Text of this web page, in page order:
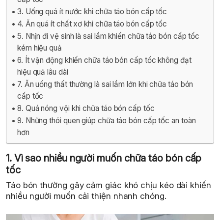
3. Uống quá ít nước khi chữa táo bón cấp tốc
4. Ăn quá ít chất xơ khi chữa táo bón cấp tốc
5. Nhịn đi vệ sinh là sai lầm khiến chữa táo bón cấp tốc
kém hiệu quả
6. Ít vận động khiến chữa táo bón cấp tốc không đạt
hiệu quả lâu dài
7. Ăn uống thất thường là sai lầm lớn khi chữa táo bón
cấp tốc
8. Quá nóng vội khi chữa táo bón cấp tốc
9. Những thói quen giúp chữa táo bón cấp tốc an toàn
hơn
1. Vì sao nhiều người muốn chữa táo bón cấp
tốc
Táo bón thường gây cảm giác khó chịu kéo dài khiến
nhiều người muốn cải thiện nhanh chóng.